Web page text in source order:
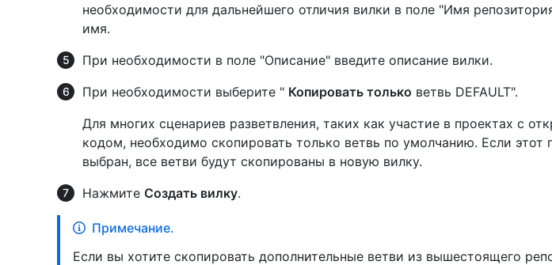
необходимости для дальнейшего отличия вилки в поле "Имя
имя.
При необходимости в поле "Описание" введите описание вилки.
При необходимости выберите " Копировать только ветвь DEFAULT".
Для многих сценариев разветвления, таких как участие в проектах с
кодом, необходимо скопировать только ветвь по умолчанию. Если этот
выбран, все ветви будут скопированы в новую вилку.
Нажмите Создать вилку.
Примечание.
Если вы хотите скопировать дополнительные ветви из вышестоящего